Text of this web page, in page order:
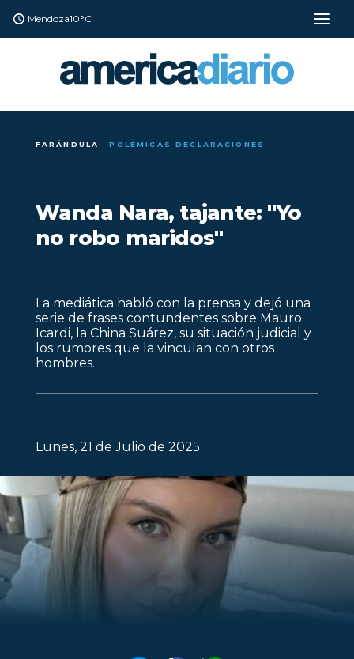
Mendoza10°C
FARÁNDULA POLÉMICAS DECLARACIONES
Wanda Nara, tajante: "Yo
no robo maridos"
La mediática habló con la prensa y dejó una
serie de frases contundentes sobre Mauro
Icardi, la China Suárez, su situación judicial y
los rumores que la vinculan con otros
hombres.
Lunes, 21 de Julio de 2025